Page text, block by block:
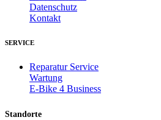
Datenschutz
Kontakt
SERVICE
Reparatur Service
Wartung
E-Bike 4 Business
Standorte